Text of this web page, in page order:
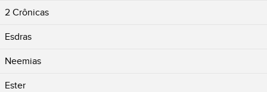
2 Crônicas
Esdras
Neemias
Ester